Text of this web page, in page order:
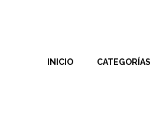
INICIO CATEGORÍAS